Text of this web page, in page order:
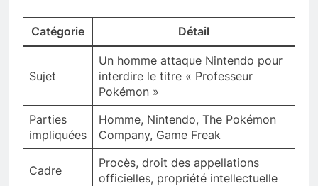
Catégorie Détail
Sujet
Un homme attaque Nintendo pour
interdire le titre « Professeur
Pokémon »
Parties
impliquées
Homme, Nintendo, The Pokémon
Company, Game Freak
Cadre
Procès, droit des appellations
officielles, propriété intellectuelle